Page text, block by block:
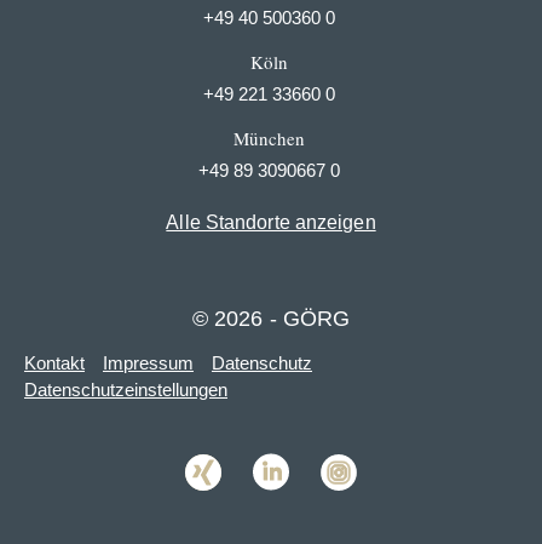
+49 40 500360 0
Köln
+49 221 33660 0
München
+49 89 3090667 0
Alle Standorte anzeigen
© 2026 - GÖRG
Kontakt Impressum
Datenschutz
Datenschutzeinstellungen